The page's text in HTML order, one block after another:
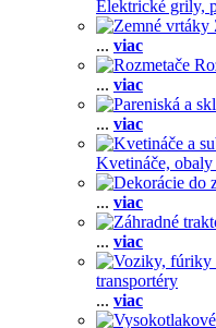
Elektrické grily,
... viac
... viac
... viac
Kvetináče,
... viac
... viac
transportéry
... viac